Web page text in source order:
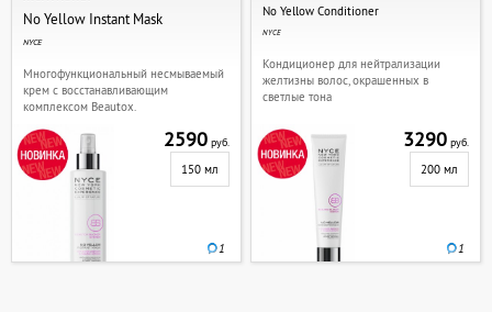
No Yellow Instant Mask
NYCE
Многофункциональный несмываемый
крем с восстанавливающим
комплексом Beautox.
2590руб.
150 мл
1
No Yellow Conditioner
NYCE
Кондиционер для нейтрализации
желтизны волос, окрашенных в
светлые тона
3290руб.
200 мл
1